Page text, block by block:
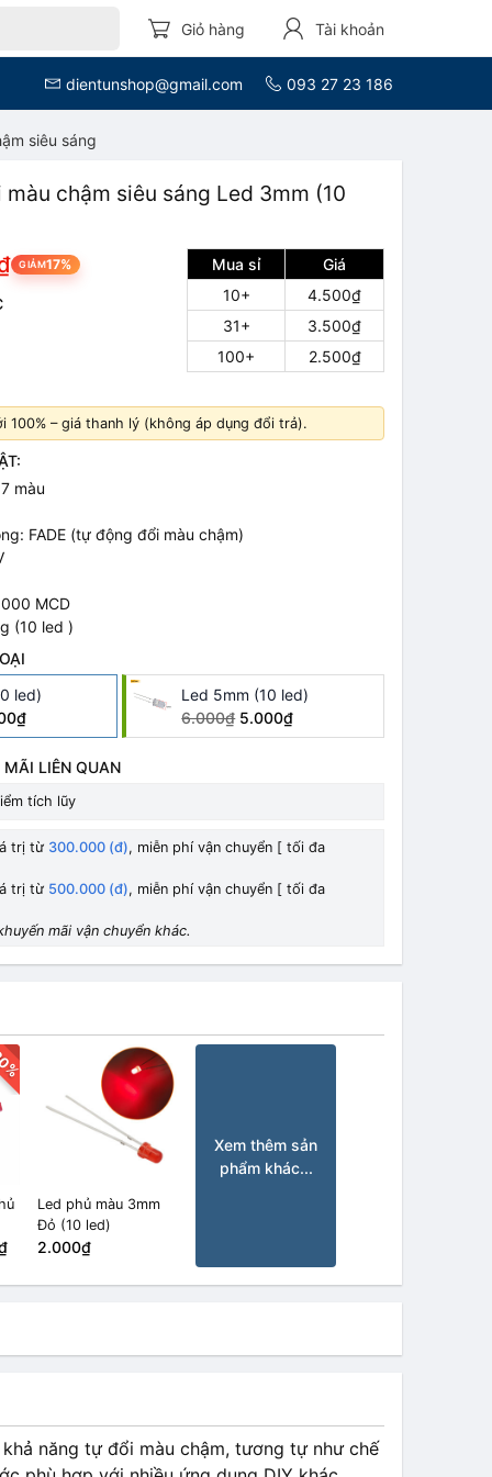
Giỏ hàng Tài khoản
dientunshop@gmail.com 093 27 23 186
siêu sáng
màu chậm siêu sáng Led 3mm (10
GIẢM17% Mua sỉ
Giá
10+
4.500₫
31+
3.500₫
100+
2.500₫
100% – giá thanh lý (không áp dụng đổi trả).
màu
FADE (tự động đổi màu chậm)
MCD
(10 led )
led)
Led 5mm (10 led)
6.000₫ 5.000₫
MÃI LIÊN QUAN
tích lũy
trị từ 300.000 (đ), miễn phí vận chuyển [ tối đa
trị từ 500.000 (đ), miễn phí vận chuyển [ tối đa
mãi vận chuyển khác.
Led phủ màu 3mm
Đỏ (10 led)
2.000₫
Xem thêm sản
phẩm khác...
năng tự đổi màu chậm, tương tự như chế